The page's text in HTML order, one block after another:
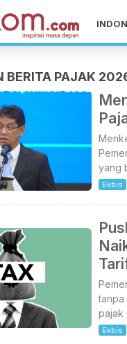
BERITA PAJAK
yang
Ekbis
tanpa
pajak
Ekbis